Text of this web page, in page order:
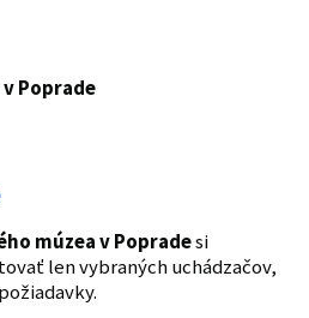
Poprade
múzea v Popradesi
len vybraných uchádzačov,